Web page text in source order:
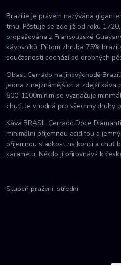
Brazílie je právem nazývána
trhu. Pěstuje se zde již od roku
propašována z Francouzské
kávovníků. Přitom zhruba 75%
současnosti pochází od drobných
Obast Cerrado na jihovýchodě
jedna z nejznámějších a zdejší káva
800-1100m.n.m se vyznačuje
chuti. Je vhodná pro všechny druhy
Káva BRASIL Cerrado Doce
minimální příjemnou aciditou a
příjemnou sladkost na konci a chuť
karamelu. Někdo jí přirovnává k
Stupeň pražení: střední